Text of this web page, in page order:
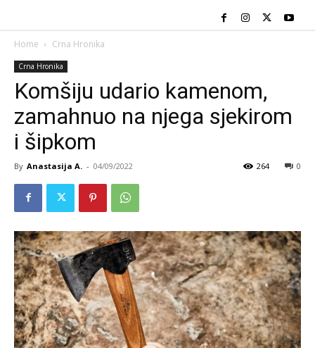
Home Crna Hronika
Crna Hronika
Komšiju udario kamenom,
zamahnuo na njega sjekirom
i šipkom
By Anastasija A. - 04/09/2022 0
264